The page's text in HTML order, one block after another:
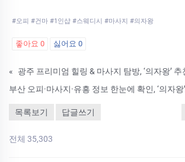
#오피 #건마 #1인샵 #스웨디시 #마사지 #의자왕
좋아요 0 싫어요 0
«
광주 프리미엄 힐링 & 마사지 탐방, ‘의자왕’
부산 오피·마사지·유흥 정보 한눈에 확인, ‘의자
목록보기 답글쓰기
전체 35,303